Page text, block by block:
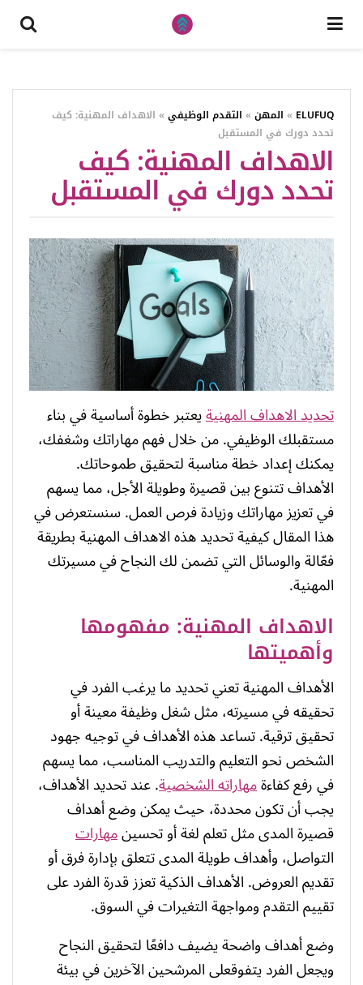
ELUFUQ
» المهن » التقدم الوظيفي » الاهداف المهنية: كيف
تحدد دورك في المستقبل
الاهداف المهنية: كيف
تحدد دورك في المستقبل
تحديد الاهداف المهنيةيعتبر خطوة أساسية في بناء
مستقبلك الوظيفي. من خلال فهم مهاراتك وشغفك،
يمكنك إعداد خطة مناسبة لتحقيق طموحاتك.
الأهداف تتنوع بين قصيرة وطويلة الأجل، مما يسهم
في تعزيز مهاراتك وزيادة فرص العمل. سنستعرض في
هذا المقال كيفية تحديد هذه الاهداف المهنية بطريقة
فعّالة والوسائل التي تضمن لك النجاح في مسيرتك
المهنية.
الاهداف المهنية: مفهومها
وأهميتها
الأهداف المهنية تعني تحديد ما يرغب الفرد في
تحقيقه في مسيرته، مثل شغل وظيفة معينة أو
تحقيق ترقية. تساعد هذه الأهداف في توجيه جهود
الشخص نحو التعليم والتدريب المناسب، مما يسهم
في رفع كفاءةمهاراته الشخصية. عند تحديد الأهداف،
يجب أن تكون محددة، حيث يمكن وضع أهداف
قصيرة المدى مثل تعلم لغة أو تحسينمهارات
التواصل، وأهداف طويلة المدى تتعلق بإدارة فرق أو
تقديم العروض. الأهداف الذكية تعزز قدرة الفرد على
تقييم التقدم ومواجهة التغيرات في السوق.
وضع أهداف واضحة يضيف دافعًا لتحقيق النجاح
ويجعل الفرد يتفوقعلى المرشحين الآخرين في بيئة